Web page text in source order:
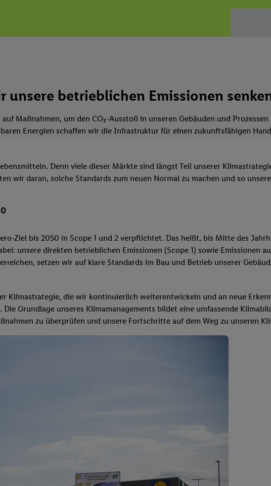
betrieblichen Emissionen
Maßnahmen, um den CO₂-Ausstoß in unseren Gebäuden und
Energien schaffen wir die Infrastruktur für einen zukunftsfähigen
Denn viele dieser Märkte sind längst Teil unserer
wir daran, solche Standards zum neuen Normal zu machen und so
Ziel bis 2050 in Scope 1 und 2 verpflichtet. Das heißt, bis Mitte des
unsere direkten betrieblichen Emissionen (Scope 1) sowie Emissionen
setzen wir auf klare Standards im Bau und Betrieb unserer
Klimastrategie, die wir kontinuierlich weiterentwickeln und an neue
. Die Grundlage unseres Klimamanagements bildet eine umfassende
zu überprüfen und unsere Fortschritte auf dem Weg zu unseren